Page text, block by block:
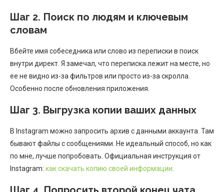
Шаг 2. Поиск по людям и ключевым
словам
Вбейте имя собеседника или слово из переписки в поиск
внутри директ. Я замечал, что переписка лежит на месте, но
ее не видно из-за фильтров или просто из-за скролла.
Особенно после обновления приложения.
Шаг 3. Выгрузка копии ваших данных
В Instagram можно запросить архив с данными аккаунта. Там
бывают файлы с сообщениями. Не идеальный способ, но как
по мне, лучше попробовать. Официальная инструкция от
Instagram: как скачать копию своей информации